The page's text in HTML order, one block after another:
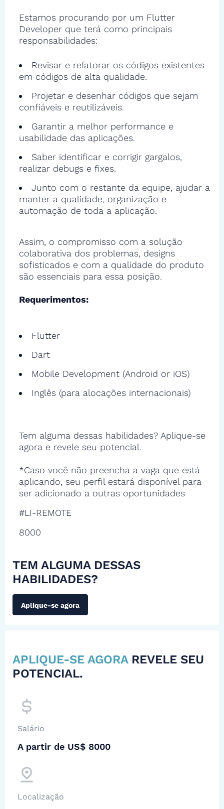
Estamos procurando por um Flutter
Developer que terá como principais
responsabilidades:
Revisar e refatorar os códigos existentes
em códigos de alta qualidade.
Projetar e desenhar códigos que sejam
confiáveis e reutilizáveis.
Garantir a melhor performance e
usabilidade das aplicações.
Saber identificar e corrigir gargalos,
realizar debugs e fixes.
Junto com o restante da equipe, ajudar a
manter a qualidade, organização e
automação de toda a aplicação.
Assim, o compromisso com a solução
colaborativa dos problemas, designs
sofisticados e com a qualidade do produto
são essenciais para essa posição.
Requerimentos:
Flutter
Dart
Mobile Development (Android or iOS)
Inglês (para alocações internacionais)
Tem alguma dessas habilidades? Aplique-se
agora e revele seu potencial.
*Caso você não preencha a vaga que está
aplicando, seu perfil estará disponível para
ser adicionado a outras oportunidades
#LI-REMOTE
8000
TEM ALGUMA DESSAS
HABILIDADES?
Aplique-se agora
APLIQUE-SE AGORA REVELE SEU
POTENCIAL.
Salário
A partir de US$ 8000
Localização